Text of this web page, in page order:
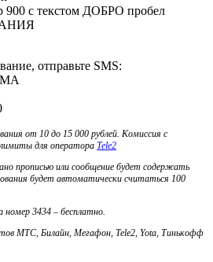
900 с текстом ДОБРО пробел
отправьте SMS:
от 10 до 15 000 рублей. Комиссия с
для оператора Tele2
прописью или сообщение будет содержать
будет автоматически считаться 100
3434 – бесплатно.
МТС, Билайн, Мегафон, Tele2, Yota, Тинькофф